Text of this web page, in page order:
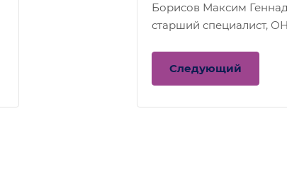
Борисов Максим
старший специалист,
Следующий